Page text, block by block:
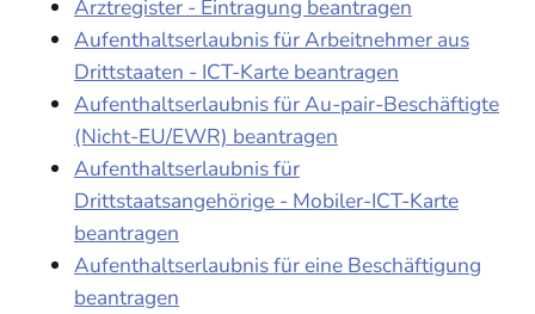
Arztregister - Eintragung beantragen
Aufenthaltserlaubnis für Arbeitnehmer aus
Drittstaaten - ICT-Karte beantragen
Aufenthaltserlaubnis für Au-pair-Beschäftigte
(Nicht-EU/EWR) beantragen
Aufenthaltserlaubnis für
Drittstaatsangehörige - Mobiler-ICT-Karte
beantragen
Aufenthaltserlaubnis für eine Beschäftigung
beantragen